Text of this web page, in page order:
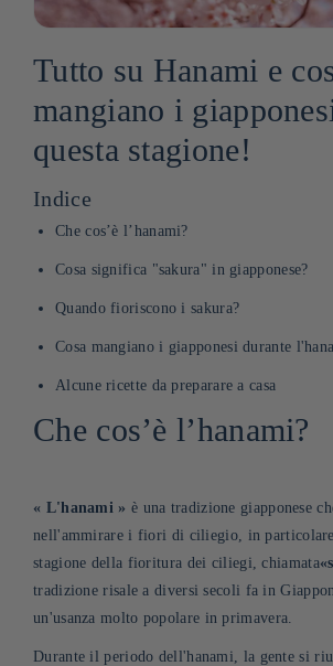
Tutto su Hanami e
mangiano i
questa stagione!
Indice
Che cos’è l’hanami?
Cosa significa "sakura" in giapponese?
Quando fioriscono i sakura?
Cosa mangiano i giapponesi durante
Alcune ricette da preparare a casa
Che cos’è l’hanami?
« L'hanami » è una tradizione giapponese
nell'ammirare i fiori di ciliegio, in
stagione della fioritura dei ciliegi, chiamata
tradizione risale a diversi secoli fa in
un'usanza molto popolare in primavera.
Durante il periodo dell'hanami, la gente si